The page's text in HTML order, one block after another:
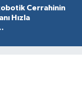
Cerrahinin
Hızla